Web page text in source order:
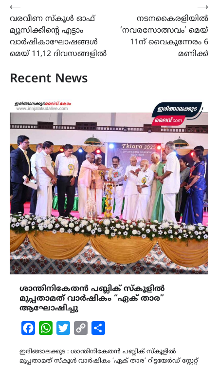
Post
navigation
⟵
വരവീണ സ്കൂൾ ഓഫ്
മ്യൂസിക്കിന്‍റെ എട്ടാം
വാർഷികാഘോഷങ്ങൾ
മെയ് 11,12 ദിവസങ്ങളിൽ
നടനകൈരളിയിൽ
‘നവരസോത്സവം’ മെയ്
11ന് വൈകുന്നേരം 6
മണിക്ക്
⟶
Recent News
ശാന്തിനികേതൻ പബ്ലിക് സ്കൂളിൽ
മുപ്പതാമത് വാർഷികം “ഏക് താര”
ആഘോഷിച്ചു
FacebookWhatsAppTwitterCopy
ഇരിങ്ങാലക്കുട : ശാന്തിനികേതൻ പബ്ലിക് സ്കൂളിൽ
മുപ്പതാമത് സ്കൂൾ വാർഷികം ‘ഏക് താര’ റിട്ടയേർഡ് സ്റ്റേറ്റ്